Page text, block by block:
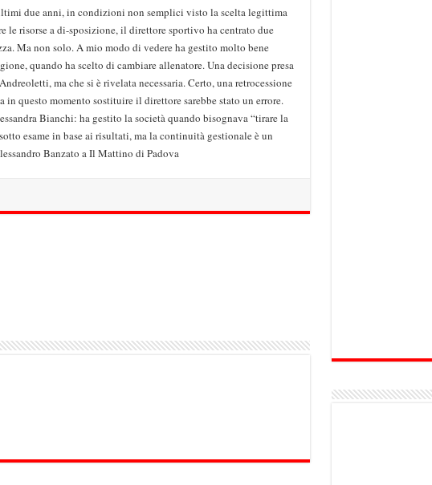
due anni, in condizioni non semplici visto la scelta legittima
le risorse a di-sposizione, il direttore sportivo ha centrato due
Ma non solo. A mio modo di vedere ha gestito molto bene
quando ha scelto di cambiare allenatore. Una decisione presa
ma che si è rivelata necessaria. Certo, una retrocessione
in questo momento sostituire il direttore sarebbe stato un errore.
Bianchi: ha gestito la società quando bisognava “tirare la
esame in base ai risultati, ma la continuità gestionale è un
Banzato a Il Mattino di Padova